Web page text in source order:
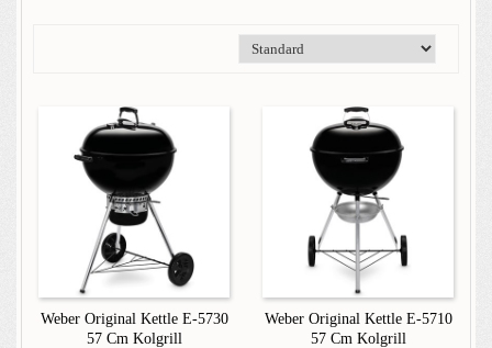
Weber Original Kettle E-5730
57 Cm Kolgrill
Weber Original Kettle E-5710
57 Cm Kolgrill